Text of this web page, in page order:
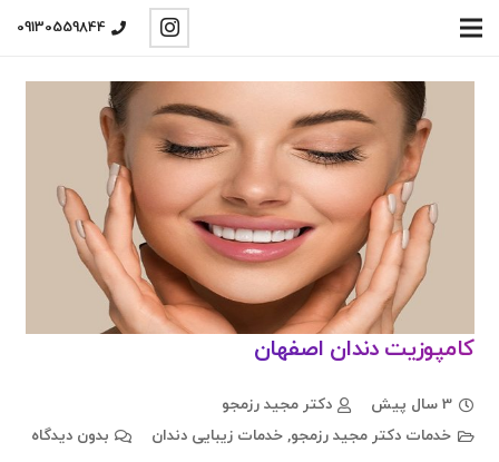
09130559844
کامپوزیت دندان اصفهان
3 سال پیش
دکتر مجید رزمجو
خدمات دکتر مجید رزمجو, خدمات زیبایی دندان بدون دیدگاه